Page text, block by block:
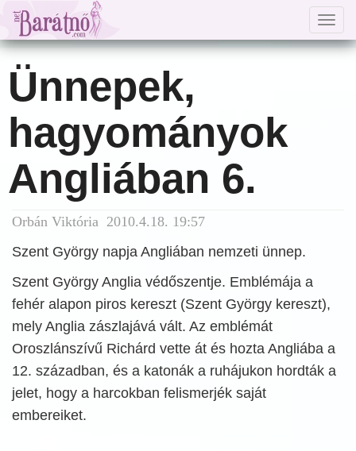
Ünnepek,
hagyományok
Angliában 6.
Orbán Viktória 2010.4.18. 19:57
Szent György napja Angliában nemzeti ünnep.
Szent György Anglia védőszentje. Emblémája a
fehér alapon piros kereszt (Szent György kereszt),
mely Anglia zászlajává vált. Az emblémát
Oroszlánszívű Richárd vette át és hozta Angliába a
12. században, és a katonák a ruhájukon hordták a
jelet, hogy a harcokban felismerjék saját
embereiket.